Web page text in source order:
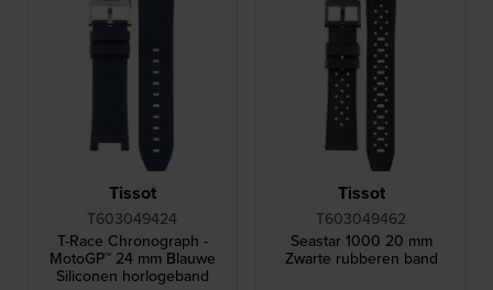
Tissot
T603049424
T-Race Chronograph -
MotoGP™ 24 mm Blauwe
Siliconen horlogeband
Tissot
T603049462
Seastar 1000 20 mm
Zwarte rubberen band